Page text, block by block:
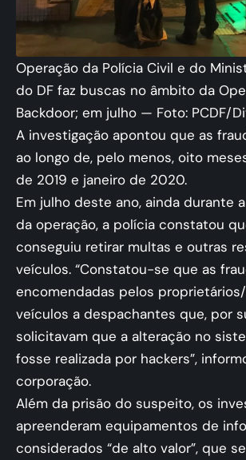
Operação da Polícia Civil e do
do DF faz buscas no âmbito da
Backdoor; em julho — Foto: PCDF/
A investigação apontou que as
ao longo de, pelo menos, oito
de 2019 e janeiro de 2020.
Em julho deste ano, ainda durante
da operação, a polícia constatou
conseguiu retirar multas e outras
veículos. “Constatou-se que as
encomendadas pelos
veículos a despachantes que, por
solicitavam que a alteração no
fosse realizada por hackers”,
corporação.
Além da prisão do suspeito, os
apreenderam equipamentos de
considerados “de alto valor”, que